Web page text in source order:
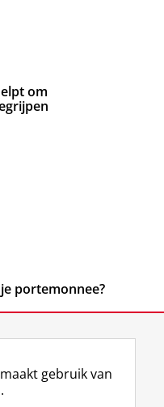
om
portemonnee?
gebruik van